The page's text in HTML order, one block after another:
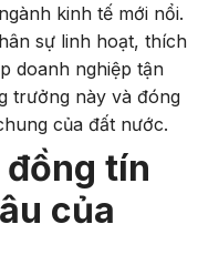
kinh tế mới nổi.
sự linh hoạt, thích
doanh nghiệp tận
trưởng này và đóng
của đất nước.
đồng tín
của